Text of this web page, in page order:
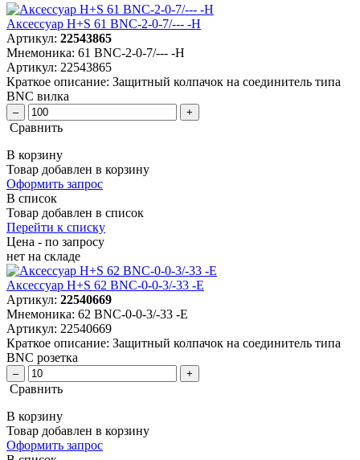
Аксессуар H+S 61 BNC-2-0-7/--- -H
Артикул: 22543865
Мнемоника: 61 BNC-2-0-7/--- -H
Артикул: 22543865
Краткое описание: Защитный колпачок на соединитель типа
BNC вилка
– +
Сравнить
В корзину
Товар добавлен в корзину
Оформить запрос
В список
Товар добавлен в список
Перейти к списку
Цена - по запросу
нет на складе
Аксессуар H+S 62 BNC-0-0-3/-33 -E
Артикул: 22540669
Мнемоника: 62 BNC-0-0-3/-33 -E
Артикул: 22540669
Краткое описание: Защитный колпачок на соединитель типа
BNC розетка
– +
Сравнить
В корзину
Товар добавлен в корзину
Оформить запрос